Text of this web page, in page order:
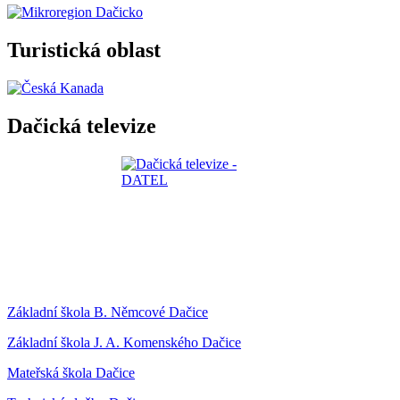
Turistická oblast
Dačická televize
Základní škola B. Němcové Dačice
Základní škola J. A. Komenského Dačice
Mateřská škola Dačice